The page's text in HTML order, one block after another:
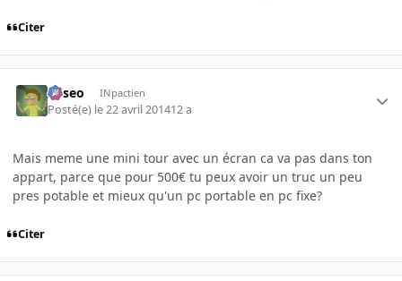
Citer
Asseo INpactien
Posté(e) le 22 avril 201412 a
Mais meme une mini tour avec un écran ca va pas dans ton
appart, parce que pour 500€ tu peux avoir un truc un peu
pres potable et mieux qu'un pc portable en pc fixe?
Citer